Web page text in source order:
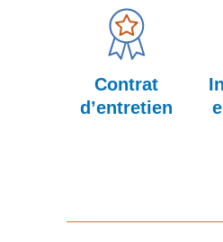
Contrat
d’entretien